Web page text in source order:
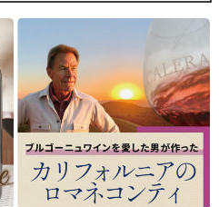
す。
は、カリフォル
4つのAVA(アメリ
ブドウ栽培地域)
がる6つの畑から
ウを収穫していま
い地域のピノ・ノ
をブレンドするた
ー・ボン・クリマ
ワインの位置づけ
■サブミッショ
ン/689(シックス エイ
サブミッションは、人
の689 セラーズを手掛
る、ナパ ヴァレーやソ
ノマノースコーストの
域を中心にワイン生産
行うプレミア ワイン
ループと長きにわたり
パ ヴァレーでワインメ
ーカーを勤めるケント